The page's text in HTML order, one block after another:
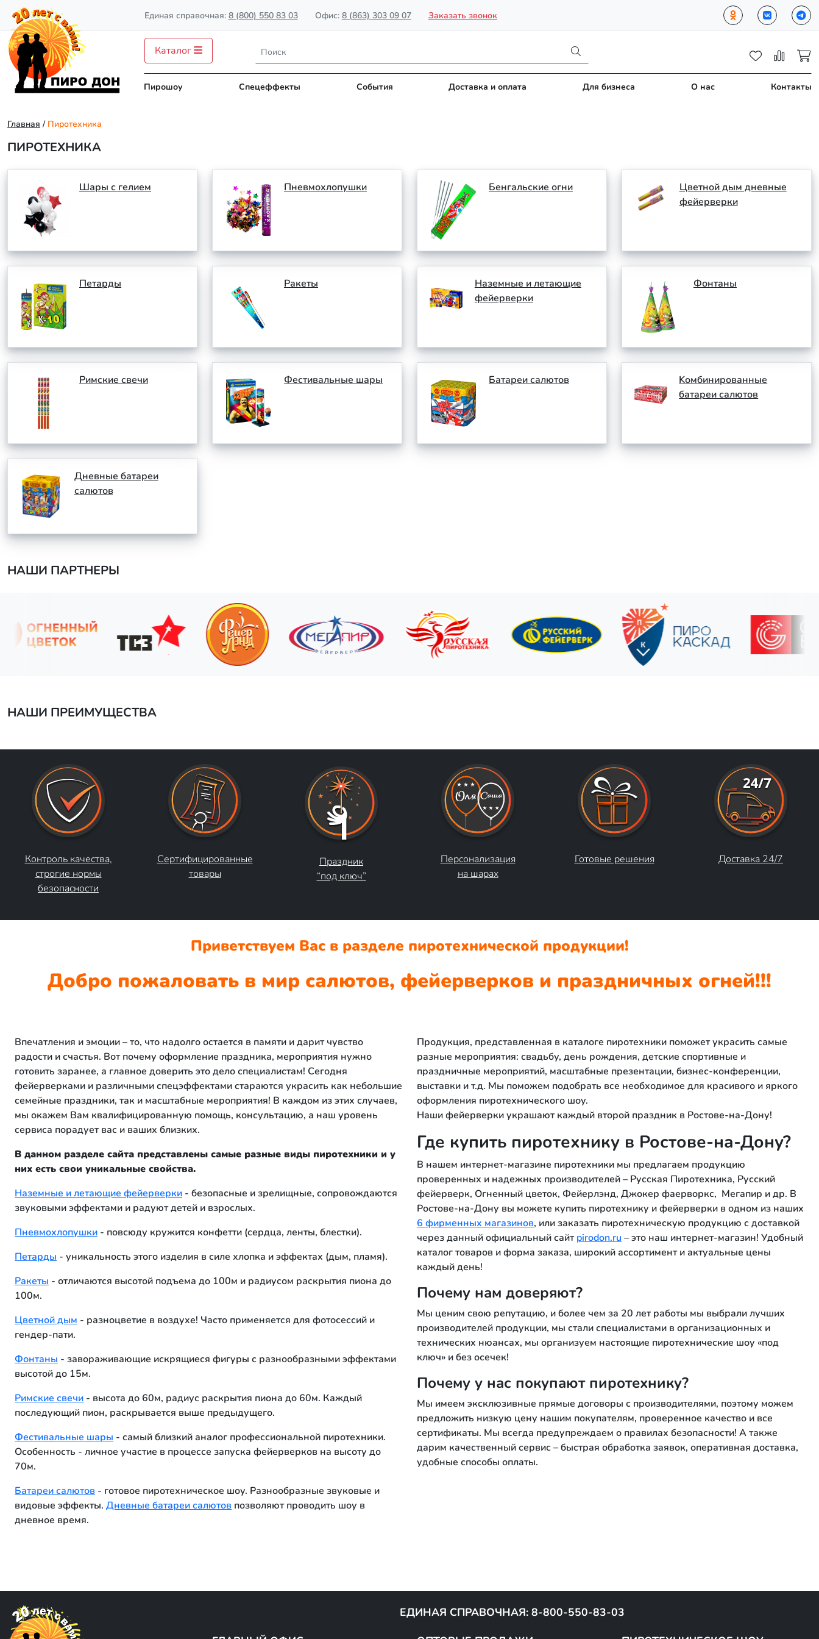
Единая справочная: 8 (800) 550 83 03 Офис: 8 (863) 303 09 07 Заказать звонок
Каталог
Пирошоу Спецеффекты События Доставка и оплата Для бизнеса О нас Контакты
Главная / Пиротехника
ПИРОТЕХНИКА
Шары с гелием Пневмохлопушки Бенгальские огни
Цветной дым дневные
фейерверки
Петарды Ракеты
Наземные и летающие
фейерверки
Фонтаны
Римские свечи Фестивальные шары Батареи салютов
Kомбинированные
батареи салютов
Дневные батареи
салютов
НАШИ ПАРТНЕРЫ
НАШИ ПРЕИМУЩЕСТВА
Контроль качества,
строгие нормы
безопасности
Сертифицированные
товары
Праздник
“под ключ”
Персонализация
на шарах
Готовые решения Доставка 24/7
Приветствуем Вас в разделе пиротехнической продукции!
Добро пожаловать в мир салютов, фейерверков и праздничных огней!!!
Впечатления и эмоции – то, что надолго остается в памяти и дарит чувство
радости и счастья. Вот почему оформление праздника, мероприятия нужно
готовить заранее, а главное доверить это дело специалистам! Сегодня
фейерверками и различными спецэффектами стараются украсить как небольшие
семейные праздники, так и масштабные мероприятия! В каждом из этих случаев,
мы окажем Вам квалифицированную помощь, консультацию, а наш уровень
сервиса порадует вас и ваших близких.
В данном разделе сайта представлены самые разные виды пиротехники и у
них есть свои уникальные свойства.
Наземные и летающие фейерверки - безопасные и зрелищные, сопровождаются
звуковыми эффектами и радуют детей и взрослых.
Пневмохлопушки - повсюду кружится конфетти (сердца, ленты, блестки).
Петарды - уникальность этого изделия в силе хлопка и эффектах (дым, пламя).
Ракеты - отличаются высотой подъема до 100м и радиусом раскрытия пиона до
100м.
Цветной дым - разноцветие в воздухе! Часто применяется для фотосессий и
гендер-пати.
Фонтаны - завораживающие искрящиеся фигуры с разнообразными эффектами
высотой до 15м.
Римские свечи - высота до 60м, радиус раскрытия пиона до 60м. Каждый
последующий пион, раскрывается выше предыдущего.
Фестивальные шары - самый близкий аналог профессиональной пиротехники.
Особенность - личное участие в процессе запуска фейерверков на высоту до
70м.
Батареи салютов - готовое пиротехническое шоу. Разнообразные звуковые и
видовые эффекты. Дневные батареи салютов позволяют проводить шоу в
дневное время.
Продукция, представленная в каталоге пиротехники поможет украсить самые
разные мероприятия: свадьбу, день рождения, детские спортивные и
праздничные мероприятий, масштабные презентации, бизнес-конференции,
выставки и т.д. Мы поможем подобрать все необходимое для красивого и яркого
оформления пиротехнического шоу.
Наши фейерверки украшают каждый второй праздник в Ростове-на-Дону!
Где купить пиротехнику в Ростове-на-Дону?
В нашем интернет-магазине пиротехники мы предлагаем продукцию
проверенных и надежных производителей – Русская Пиротехника, Русский
фейерверк, Огненный цветок, Фейерлэнд, Джокер фаерворкс, Мегапир и др. В
Ростове-на-Дону вы можете купить пиротехнику и фейерверки в одном из наших
6 фирменных магазинов, или заказать пиротехническую продукцию с доставкой
через данный официальный сайтpirodon.ru – это наш интернет-магазин! Удобный
каталог товаров и форма заказа, широкий ассортимент и актуальные цены
каждый день!
Почему нам доверяют?
Мы ценим свою репутацию, и более чем за 20 лет работы мы выбрали лучших
производителей продукции, мы стали специалистами в организационных и
технических нюансах, мы организуем настоящие пиротехнические шоу «под
ключ» и без осечек!
Почему у нас покупают пиротехнику?
Мы имеем эксклюзивные прямые договоры с производителями, поэтому можем
предложить низкую цену нашим покупателям, проверенное качество и все
сертификаты. Мы всегда предупреждаем о правилах безопасности! А также
дарим качественный сервис – быстрая обработка заявок, оперативная доставка,
удобные способы оплаты.
ЕДИНАЯ СПРАВОЧНАЯ: 8-800-550-83-03